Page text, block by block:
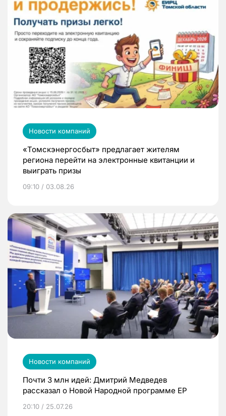
Новости компаний
«Томскэнергосбыт» предлагает жителям
региона перейти на электронные квитанции и
выиграть призы
09:10 / 03.08.26
Новости компаний
Почти 3 млн идей: Дмитрий Медведев
рассказал о Новой Народной программе ЕР
20:10 / 25.07.26